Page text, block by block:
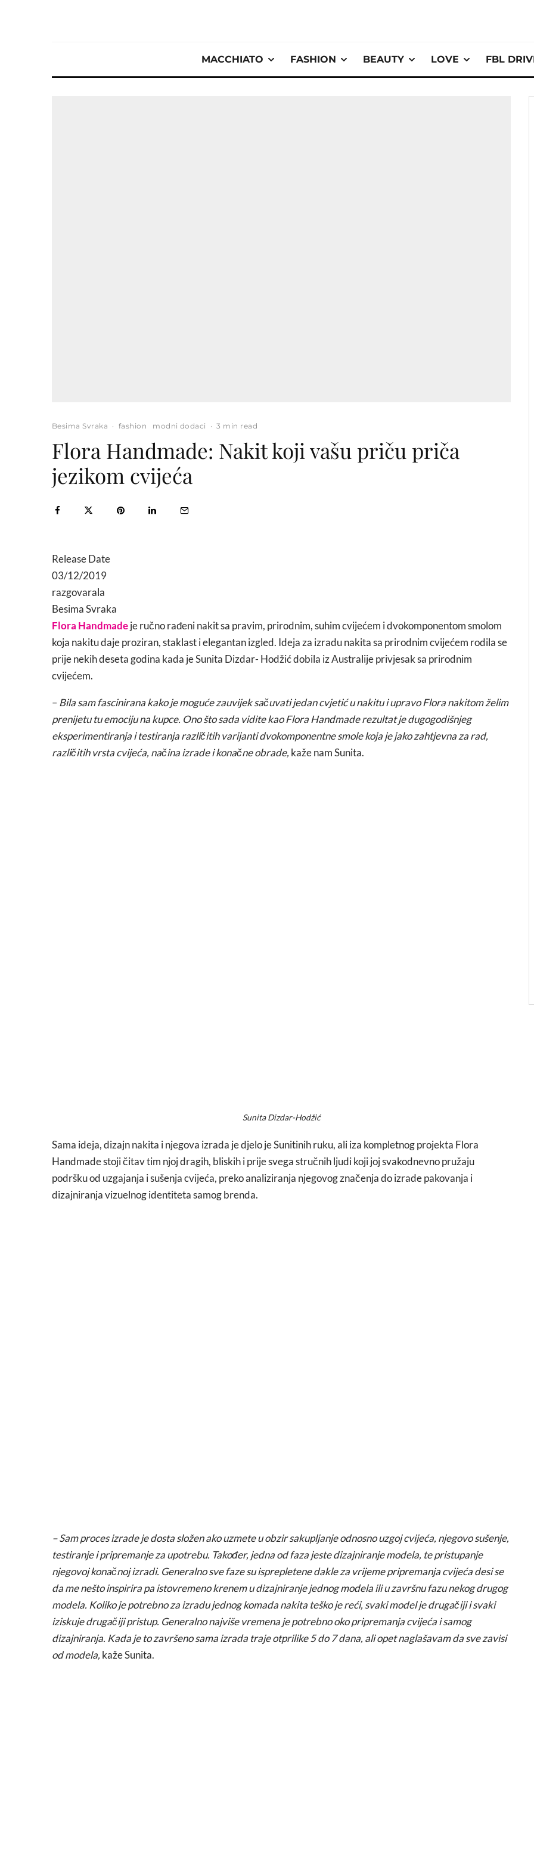
MACCHIATO FASHION BEAUTY LOVE FBL
Besima Svraka · fashion modni dodaci · 3 min read
Flora Handmade: Nakit koji vašu priču priča
jezikom cvijeća
Release Date
03/12/2019
razgovarala
Besima Svraka
Flora Handmadeje ručno rađeni nakit sa pravim, prirodnim, suhim cvijećem i dvokomponentom smolom
koja nakitu daje proziran, staklast i elegantan izgled. Ideja za izradu nakita sa prirodnim cvijećem rodila se
prije nekih deseta godina kada je Sunita Dizdar- Hodžić dobila iz Australije privjesak sa prirodnim
cvijećem.
–Bila sam fascinirana kako je moguće zauvijek sačuvati jedan cvjetić u nakitu i upravo Flora nakitom želim
prenijetu tu emociju na kupce. Ono što sada vidite kao Flora Handmade rezultat je dugogodišnjeg
eksperimentiranja i testiranja različitih varijanti dvokomponentne smole koja je jako zahtjevna za rad,
različitih vrsta cvijeća, načina izrade i konačne obrade, kaže nam Sunita.
Sunita Dizdar-Hodžić
Sama ideja, dizajn nakita i njegova izrada je djelo je Sunitinih ruku, ali iza kompletnog projekta Flora
Handmade stoji čitav tim njoj dragih, bliskih i prije svega stručnih ljudi koji joj svakodnevno pružaju
podršku od uzgajanja i sušenja cvijeća, preko analiziranja njegovog značenja do izrade pakovanja i
dizajniranja vizuelnog identiteta samog brenda.
– Sam proces izrade je dosta složen ako uzmete u obzir sakupljanje odnosno uzgoj cvijeća, njegovo sušenje,
testiranje i pripremanje za upotrebu. Također, jedna od faza jeste dizajniranje modela, te pristupanje
njegovoj konačnoj izradi. Generalno sve faze su isprepletene dakle za vrijeme pripremanja cvijeća desi se
da me nešto inspirira pa istovremeno krenem u dizajniranje jednog modela ili u završnu fazu nekog drugog
modela. Koliko je potrebno za izradu jednog komada nakita teško je reći, svaki model je drugačiji i svaki
iziskuje drugačiji pristup. Generalno najviše vremena je potrebno oko pripremanja cvijeća i samog
dizajniranja. Kada je to završeno sama izrada traje otprilike 5 do 7 dana, ali opet naglašavam da sve zavisi
od modela, kaže Sunita.